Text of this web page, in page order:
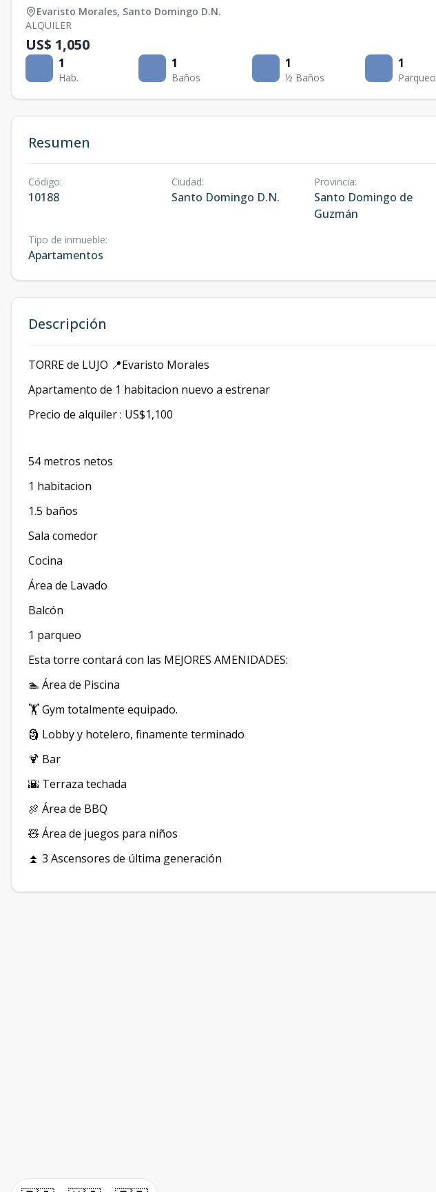
Evaristo Morales, Santo Domingo D.N.
ALQUILER
US$ 1,050
1
Hab.
1
Baños
1
½ Baños
1
Parqueo
Resumen
Código:
10188
Ciudad:
Santo Domingo D.N.
Provincia:
Santo Domingo de
Guzmán
Tipo de inmueble:
Apartamentos
Descripción
TORRE de LUJO 📍Evaristo Morales
Apartamento de 1 habitacion nuevo a estrenar
Precio de alquiler : US$1,100
54 metros netos
1 habitacion
1.5 baños
Sala comedor
Cocina
Área de Lavado
Balcón
1 parqueo
Esta torre contará con las MEJORES AMENIDADES:
🏊 Área de Piscina
🏋️ Gym totalmente equipado.
🗿 Lobby y hotelero, finamente terminado
🍹 Bar
🌇 Terraza techada
🍖 Área de BBQ
🧸 Área de juegos para niños
⏫ 3 Ascensores de última generación